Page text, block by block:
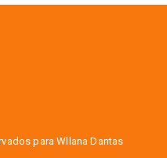
para Wllana Dantas